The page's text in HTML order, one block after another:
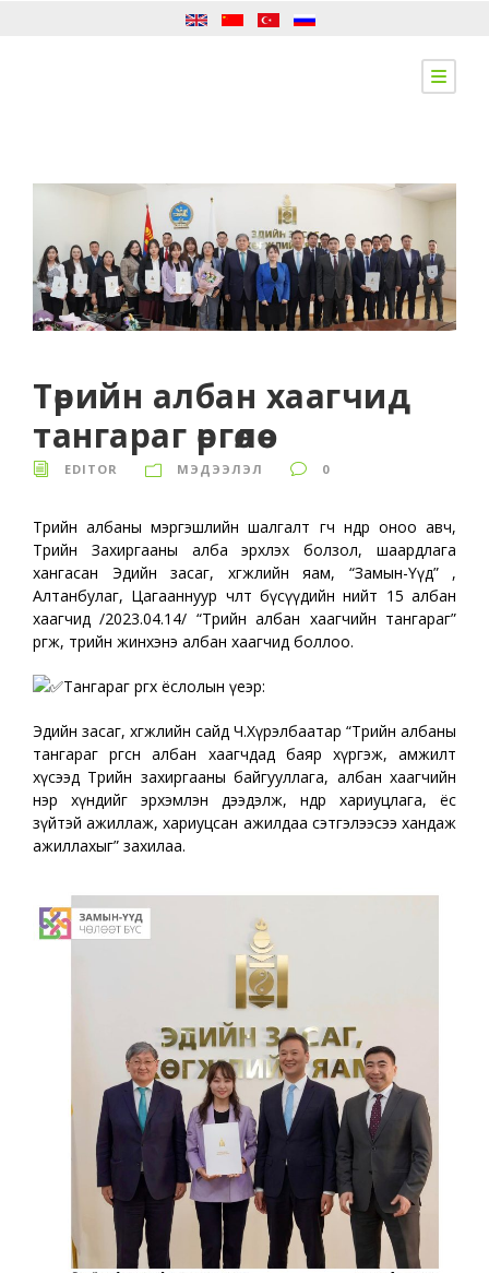
Төрийн албан хаагчид
тангараг өргөлөө
EDITOR МЭДЭЭЛЭЛ 0
Төрийн албаны мэргэшлийн шалгалт өгч өндөр оноо авч,
Төрийн Захиргааны алба эрхлэх болзол, шаардлага
хангасан Эдийн засаг, хөгжлийн яам, “Замын-Үүд” ,
Алтанбулаг, Цагааннуур чөлөөт бүсүүдийн нийт 15 албан
хаагчид /2023.04.14/ “Төрийн албан хаагчийн тангараг”
өргөж, төрийн жинхэнэ албан хаагчид боллоо.
Тангараг өргөх ёслолын үеэр:
Эдийн засаг, хөгжлийн сайд Ч.Хүрэлбаатар “Төрийн албаны
тангараг өргөсөн албан хаагчдад баяр хүргэж, амжилт
хүсээд Төрийн захиргааны байгууллага, албан хаагчийн
нэр хүндийг эрхэмлэн дээдэлж, өндөр хариуцлага, ёс
зүйтэй ажиллаж, хариуцсан ажилдаа сэтгэлээсээ хандаж
ажиллахыг” захилаа.